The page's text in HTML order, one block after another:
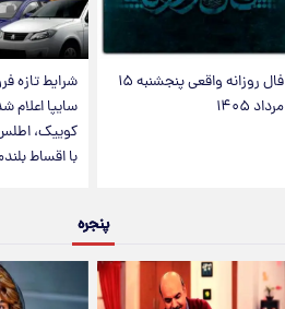
فال روزانه واقعی پنجشنبه ۱۵
مرداد ۱۴۰۵
شرایط تازه
سایپا اعلام
کوییک،
با اقساط
پنجره